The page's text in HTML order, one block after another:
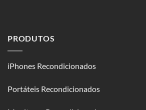
PRODUTOS
iPhones Recondicionados
Portáteis Recondicionados